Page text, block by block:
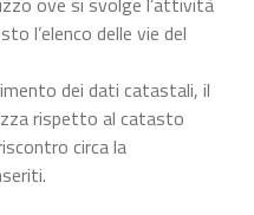
l’elenco delle vie del
dei dati catastali, il
rispetto al catasto
circa la